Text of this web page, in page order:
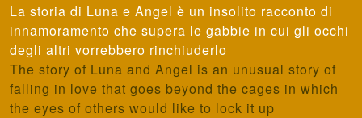
La storia di Luna e Angel è un insolito racconto di
innamoramento che supera le gabbie in cui gli occhi
degli altri vorrebbero rinchiuderlo
The story of Luna and Angel is an unusual story of
falling in love that goes beyond the cages in which
the eyes of others would like to lock it up